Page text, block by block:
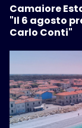
Camaiore
"Il 6 agosto
Carlo Conti"